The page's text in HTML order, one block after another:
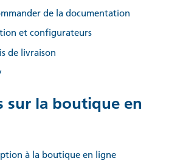
de la documentation
et configurateurs
de livraison
sur la boutique en
à la boutique en ligne